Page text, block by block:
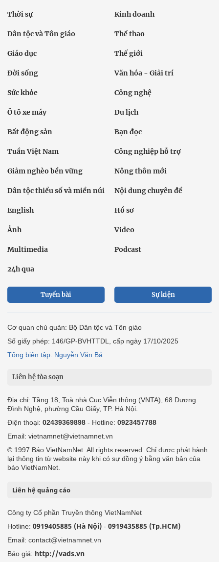
Thời sự Kinh doanh
Dân tộc và Tôn giáo Thể thao
Giáo dục Thế giới
Đời sống Văn hóa - Giải trí
Sức khỏe Công nghệ
Ô tô xe máy Du lịch
Bất động sản Bạn đọc
Tuần Việt Nam Công nghiệp hỗ trợ
Giảm nghèo bền vững Nông thôn mới
Dân tộc thiểu số và miền núi Nội dung chuyên đề
English Hồ sơ
Ảnh Video
Multimedia Podcast
24h qua
Tuyến bài Sự kiện
Cơ quan chủ quản: Bộ Dân tộc và Tôn giáo
Số giấy phép: 146/GP-BVHTTDL, cấp ngày 17/10/2025
Tổng biên tập: Nguyễn Văn Bá
Liên hệ tòa soạn
Địa chỉ: Tầng 18, Toà nhà Cục Viễn thông (VNTA), 68 Dương
Đình Nghệ, phường Cầu Giấy, TP. Hà Nội.
Điện thoại: 02439369898 - Hotline: 0923457788
Email: vietnamnet@vietnamnet.vn
© 1997 Báo VietNamNet. All rights reserved. Chỉ được phát hành
lại thông tin từ website này khi có sự đồng ý bằng văn bản của
báo VietNamNet.
Liên hệ quảng cáo
Công ty Cổ phần Truyền thông VietNamNet
Hotline: 0919405885 (Hà Nội) - 0919435885 (Tp.HCM)
Email: contact@vietnamnet.vn
Báo giá: http://vads.vn